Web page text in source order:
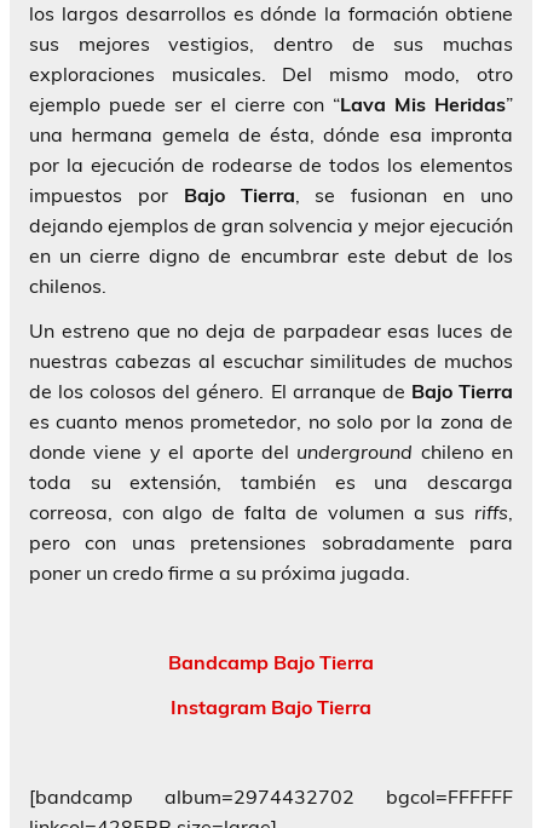
los largos desarrollos es dónde la formación obtiene
sus mejores vestigios, dentro de sus muchas
exploraciones musicales. Del mismo modo, otro
ejemplo puede ser el cierre con “Lava Mis Heridas”
una hermana gemela de ésta, dónde esa impronta
por la ejecución de rodearse de todos los elementos
impuestos por Bajo Tierra, se fusionan en uno
dejando ejemplos de gran solvencia y mejor ejecución
en un cierre digno de encumbrar este debut de los
chilenos.
Un estreno que no deja de parpadear esas luces de
nuestras cabezas al escuchar similitudes de muchos
de los colosos del género. El arranque de Bajo Tierra
es cuanto menos prometedor, no solo por la zona de
donde viene y el aporte del underground chileno en
toda su extensión, también es una descarga
correosa, con algo de falta de volumen a sus riffs,
pero con unas pretensiones sobradamente para
poner un credo firme a su próxima jugada.
Bandcamp Bajo Tierra
Instagram Bajo Tierra
[bandcamp album=2974432702 bgcol=FFFFFF